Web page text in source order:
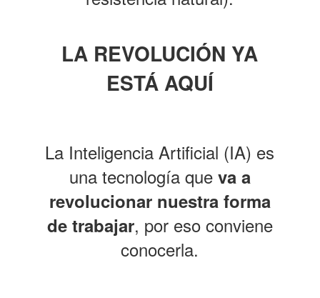
LA REVOLUCIÓN YA
ESTÁ AQUÍ
La Inteligencia Artificial (IA) es
una tecnología que va a
revolucionar nuestra forma
de trabajar, por eso conviene
conocerla.